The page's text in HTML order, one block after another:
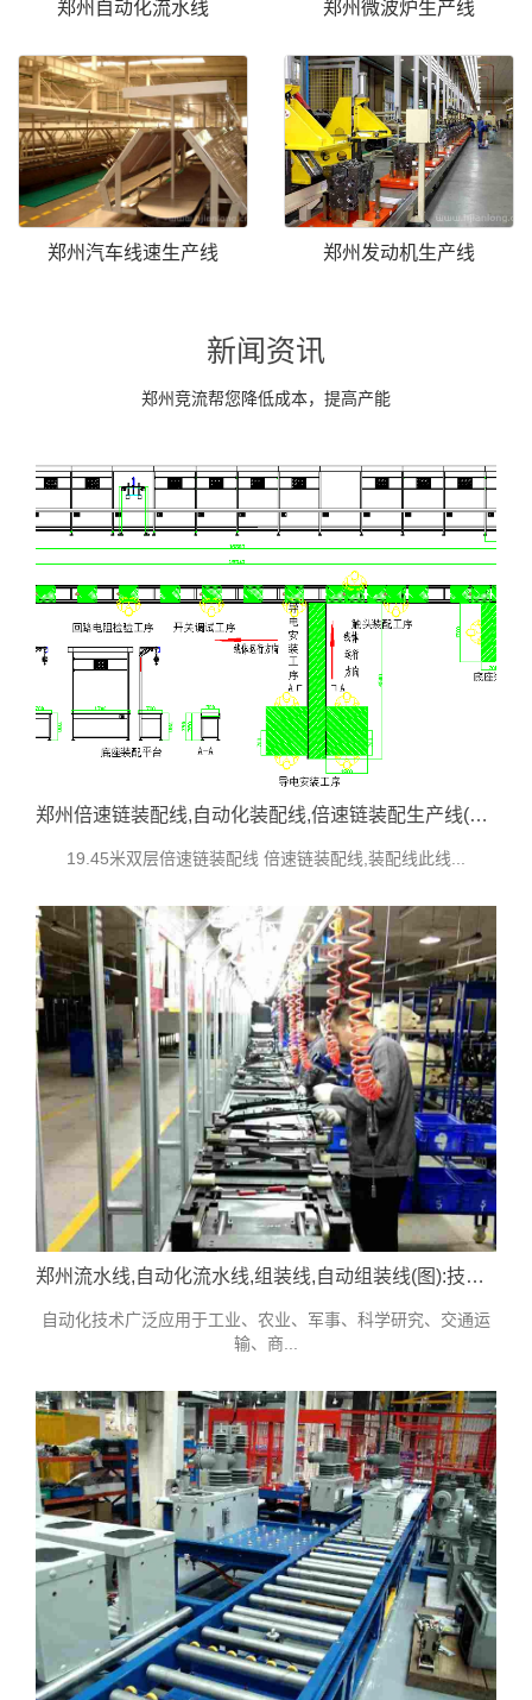
郑州自动化流水线 郑州微波炉生产线
郑州汽车线速生产线 郑州发动机生产线
新闻资讯
郑州竞流帮您降低成本，提高产能
郑州倍速链装配线,自动化装配线,倍速链装配生产线(隔离开关生产线)
19.45米双层倍速链装配线 倍速链装配线,装配线此线...
郑州流水线,自动化流水线,组装线,自动组装线(图):技术参考
自动化技术广泛应用于工业、农业、军事、科学研究、交通运
输、商...